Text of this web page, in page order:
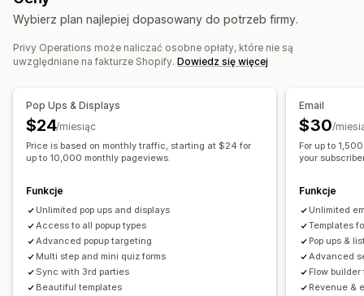
E-maile zachęcające do kupienia droższego produktu
E-maile zachęcające do kupienia produktu dodatkowego
E-maile o stanie koszyka
E-maile o realizacji zakupu
Zamiar opuszczenia strony Porzucony koszyk
E-maile po wykonaniu danej czynności
E-maile o obniżce ceny
E-maile o ponownej dostępności produktu
Kampanie niestandardowe
Zarządzanie kampaniami
Edytor Wzorce Import i eksport
Domeny e-mailowe
Gromadzenie zgód
Listy zarejestrowanych adresów e-mail
Zaplanowane wysyłanie wiadomości Wzorce
Segmentacja
Segmenty niestandardowe Opt-in
Wiadomości z okazji urodzin
Kody rabatowe
Prośby o informację zwrotną
Śledzenie zamówień
Kampanie mające na celu odzyskanie klienta
Wybierz plan najlepiej dopasowany do potrzeb firmy.
Privy Operations może naliczać osobne opłaty, które nie są
uwzględniane na fakturze Shopify. Dowiedz się więcej
Pop Ups & Displays
$24/miesiąc
Price is based on monthly traffic, starting at $24 for
up to 10,000 monthly pageviews.
Funkcje
Unlimited pop ups and displays
Access to all popup types
Advanced popup targeting
Multi step and mini quiz forms
Sync with 3rd parties
Beautiful templates
Email
$30/
For up to
your
Funkcje
Unlimited
Templates
Pop ups &
Advanced
Flow
Revenue &